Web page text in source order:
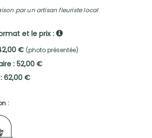
par un artisan fleuriste local
et le prix :
€ (photo présentée)
: 52,00 €
62,00 €
: